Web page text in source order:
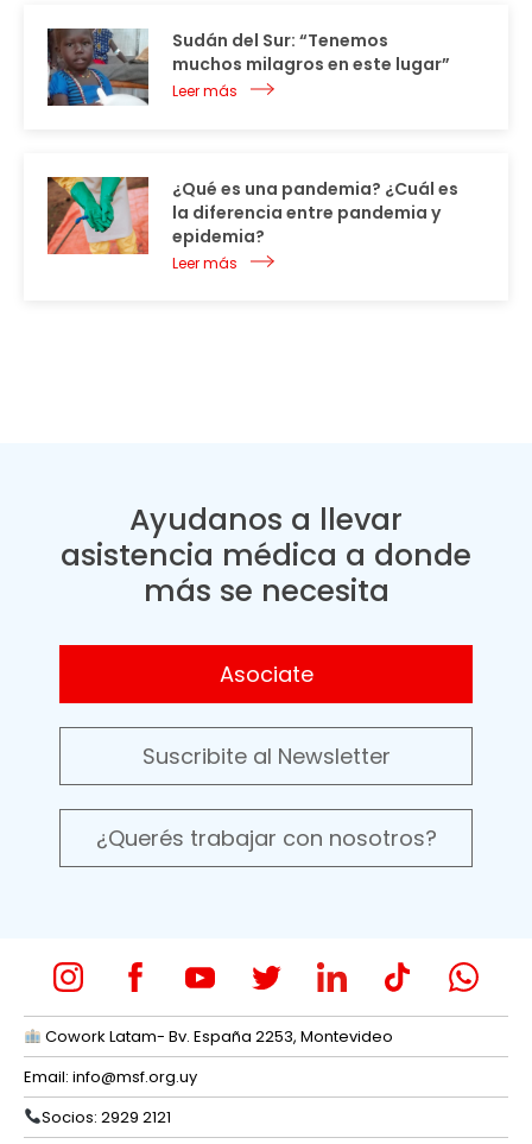
Sudán del Sur: “Tenemos
muchos milagros en este lugar”
Leer más
¿Qué es una pandemia? ¿Cuál es
la diferencia entre pandemia y
epidemia?
Leer más
Ayudanos a llevar
asistencia médica a donde
más se necesita
Asociate
Suscribite al Newsletter
¿Querés trabajar con nosotros?
Cowork Latam- Bv. España 2253, Montevideo
Email: info@msf.org.uy
Socios: 2929 2121